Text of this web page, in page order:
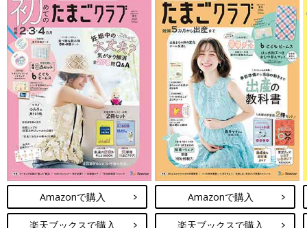
Amazonで購入
楽天ブックスで購入
Amazonで購入
楽天ブックスで購入